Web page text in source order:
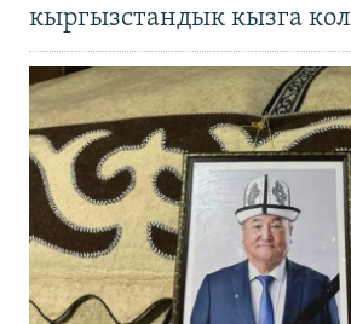
кыргызстандык кызга